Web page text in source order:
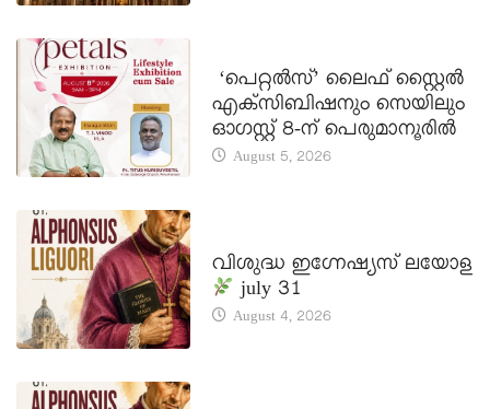
‘പെറ്റൽസ്’ ലൈഫ് സ്റ്റൈൽ
എക്സിബിഷനും സെയിലും
ഓഗസ്റ്റ് 8-ന് പെരുമാനൂരിൽ
August 5, 2026
വിശുദ്ധ ഇഗ്നേഷ്യസ് ലയോള
july 31
August 4, 2026